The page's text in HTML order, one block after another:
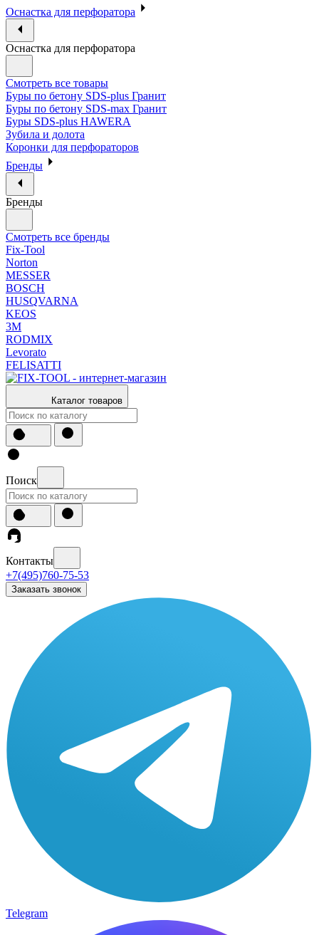
Оснастка для перфоратора
Оснастка для перфоратора
Смотреть все товары
Буры по бетону SDS-plus Гранит
Буры по бетону SDS-max Гранит
Буры SDS-plus HAWERA
Зубила и долота
Коронки для перфораторов
Бренды
Бренды
Смотреть все бренды
Fix-Tool
Norton
MESSER
BOSCH
HUSQVARNA
KEOS
3М
RODMIX
Levorato
FELISATTI
Каталог товаров
Поиск
Контакты
+7(495)760-75-53
Заказать звонок
Telegram